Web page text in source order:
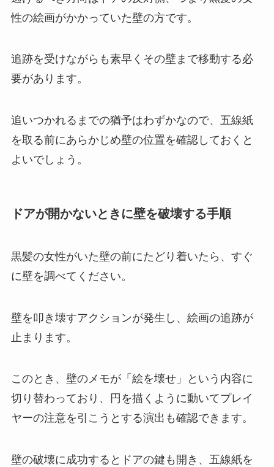
性の絵画がかかっていた壁の方です。
追跡を受けながらも素早くその壁まで移動する必
要があります。
追いつかれるまでの猶予はわずかなので、五線紙
を取る前にあらかじめ壁の位置を確認しておくと
よいでしょう。
ドアが開かないときに壁を破壊する手順
黒髪の女性がいた壁の前にたどり着いたら、すぐ
に壁を調べてください。
壁を叩き壊すアクションが発生し、絵画の追跡が
止まります。
このとき、壁のメモが「絵を壊せ」という内容に
切り替わっており、円を描くように動いてプレイ
ヤーの注意を引こうとする演出も確認できます。
壁の破壊に成功するとドアの鍵も開き、五線紙を